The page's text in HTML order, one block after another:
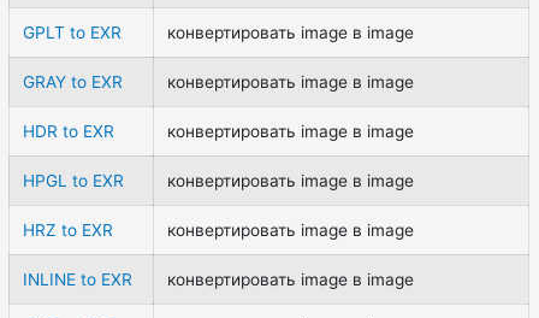
GPLT to EXR конвертировать image в image
GRAY to EXR конвертировать image в image
HDR to EXR конвертировать image в image
HPGL to EXR конвертировать image в image
HRZ to EXR конвертировать image в image
INLINE to EXR конвертировать image в image